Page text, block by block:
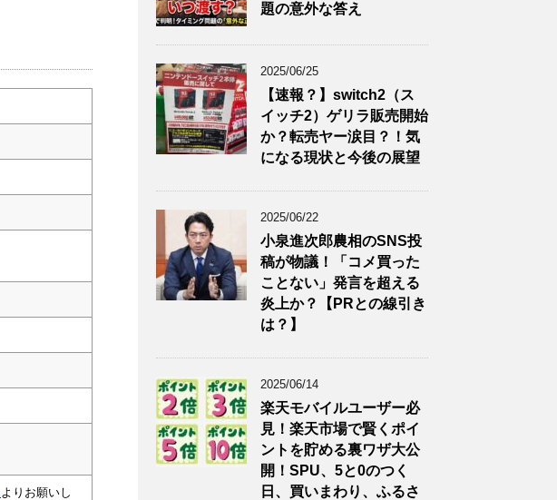
よりお願いし
題の意外な答え
2025/06/25
【速報？】switch2（ス
イッチ2）ゲリラ販売開始
か？転売ヤー涙目？！気
になる現状と今後の展望
2025/06/22
小泉進次郎農相のSNS投
稿が物議！「コメ買った
ことない」発言を超える
炎上か？【PRとの線引き
は？】
2025/06/14
楽天モバイルユーザー必
見！楽天市場で賢くポイ
ントを貯める裏ワザ大公
開！SPU、5と0のつく
日、買いまわり、ふるさ